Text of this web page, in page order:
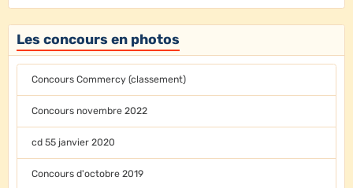
Les concours en photos
Concours Commercy (classement)
Concours novembre 2022
cd 55 janvier 2020
Concours d'octobre 2019